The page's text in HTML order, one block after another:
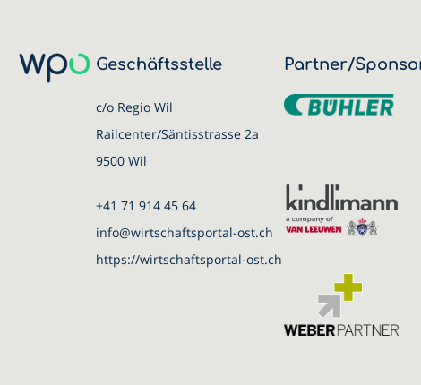
Geschäftsstelle
c/o Regio Wil
Railcenter/Säntisstrasse 2a
9500 Wil
+41 71 914 45 64
info@wirtschaftsportal-ost.ch
https://wirtschaftsportal-ost.ch
Partner/